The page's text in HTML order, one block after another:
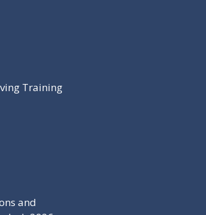
Training
and